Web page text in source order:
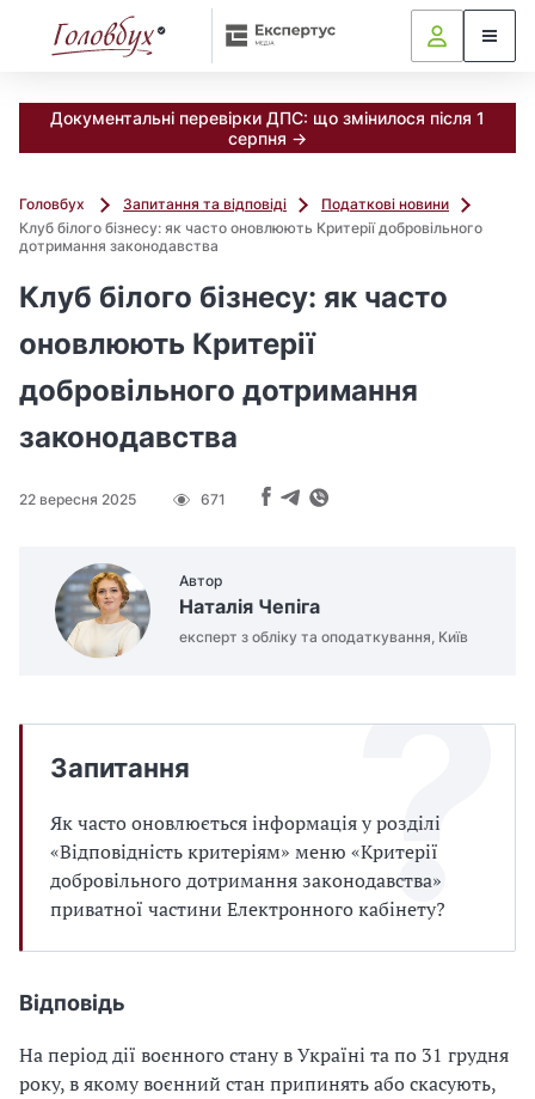
Документальні перевірки ДПС: що змінилося після 1
серпня →
Головбух Запитання та відповіді
Податкові новини
Клуб білого бізнесу: як часто оновлюють Критерії добровільного
дотримання законодавства
Клуб білого бізнесу: як часто
оновлюють Критерії
добровільного дотримання
законодавства
22 вересня 2025 671
Автор
Наталія Чепіга
експерт з обліку та оподаткування, Київ
Запитання
Як часто оновлюється інформація у розділі
«Відповідність критеріям» меню «Критерії
добровільного дотримання законодавства»
приватної частини Електронного кабінету?
Відповідь
На період дії воєнного стану в Україні та по 31 грудня
року, в якому воєнний стан припинять або скасують,